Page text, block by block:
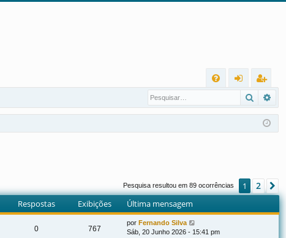
Q
ra
r
eg
ist
ra
Pesquisa resultou em 89 ocorrências 1 2
Respostas Exibições Última mensagem
0 767
por Fernando Silva
Sáb, 20 Junho 2026 - 15:41 pm